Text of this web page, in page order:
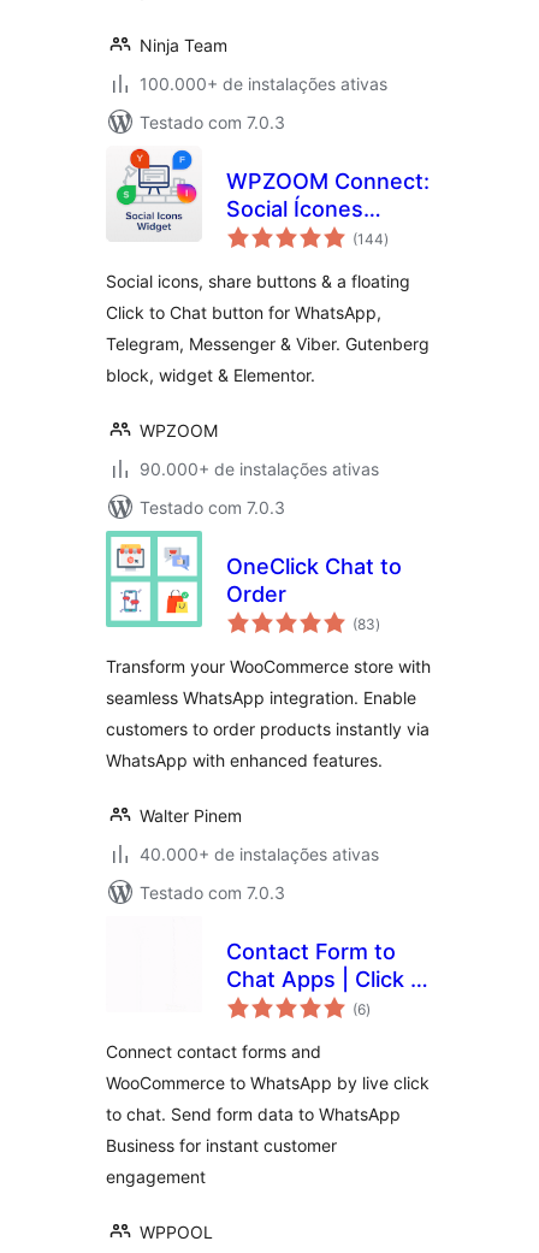
Ninja Team
100.000+ de instalações ativas
Testado com 7.0.3
WPZOOM Connect:
Social Ícones
Widget, Share
Chat
(144total
de
)
Social icons, share buttons & a floating
Click to Chat button for WhatsApp,
Telegram, Messenger & Viber. Gutenberg
block, widget & Elementor.
WPZOOM
90.000+ de instalações ativas
Testado com 7.0.3
OneClick Chat to
Order
(83total
de
)
Transform your WooCommerce store with
seamless WhatsApp integration. Enable
customers to order products instantly via
WhatsApp with enhanced features.
Walter Pinem
40.000+ de instalações ativas
Testado com 7.0.3
Contact Form to
Chat Apps | Click to
Chat to Order –
(6total
de
)
Connect contact forms and
WooCommerce to WhatsApp by live click
to chat. Send form data to WhatsApp
Business for instant customer
engagement
WPPOOL